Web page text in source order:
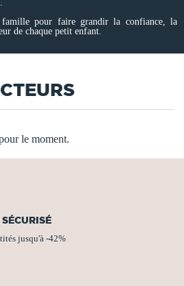
pour faire grandir la confiance, la
de chaque petit enfant.
le moment.
jusqu'à -42%